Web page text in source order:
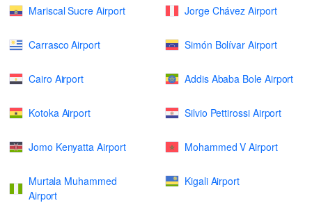
Mariscal Sucre Airport Jorge Chávez Airport
Carrasco Airport Simón Bolívar Airport
Cairo Airport Addis Ababa Bole Airport
Kotoka Airport Silvio Pettirossi Airport
Jomo Kenyatta Airport Mohammed V Airport
Murtala Muhammed
Airport
Kigali Airport